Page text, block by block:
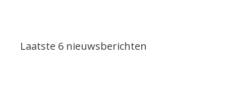
Laatste 6 nieuwsberichten